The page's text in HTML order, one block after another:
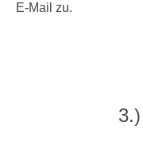
E-Mail zu.